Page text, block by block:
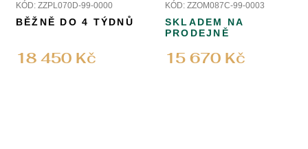
KÓD: ZZPL070D-99-0000
18 450 Kč
BĚŽNĚ DO 4 TÝDNŮ
KÓD: ZZOM087C-99-0003
15 670 Kč
SKLADEM NA
PRODEJNĚ